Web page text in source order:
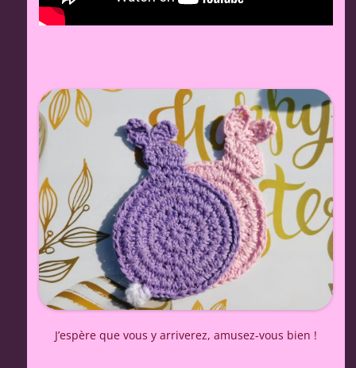
J’espère que vous y arriverez, amusez-vous bien !